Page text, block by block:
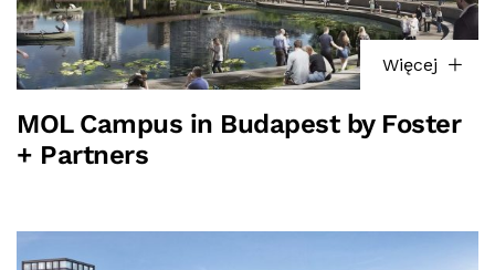
Więcej
MOL Campus in Budapest by Foster
+ Partners